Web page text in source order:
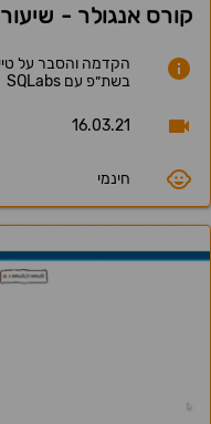
קורס אנגולר - שיעור 1
בשת״פ עם SQLabs
16.03.21
חינמי